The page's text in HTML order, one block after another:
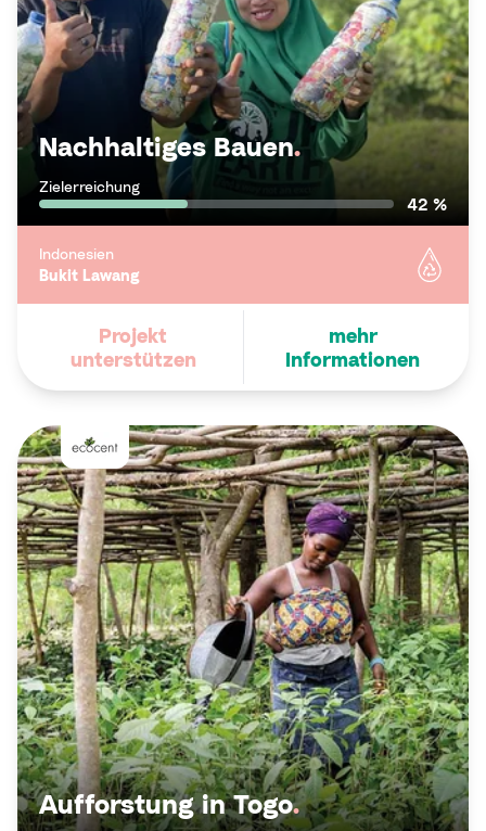
Nachhaltiges Bauen.
Zielerreichung
42 %
Indonesien
Bukit Lawang
Projekt
unterstützen
mehr
Informationen
Aufforstung in Togo.